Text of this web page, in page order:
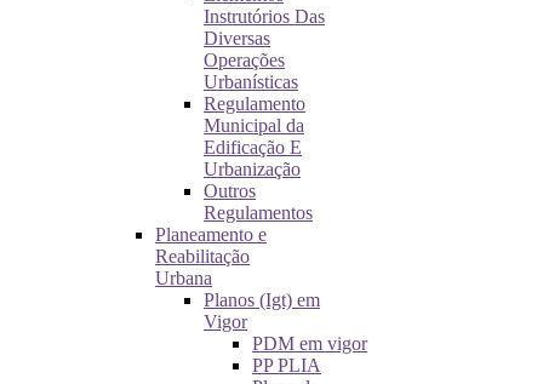
Instrutórios Das
Diversas
Operações
Urbanísticas
Regulamento
Municipal da
Edificação E
Urbanização
Outros
Regulamentos
Planeamento e
Reabilitação
Urbana
Planos (Igt) em
Vigor
PDM em vigor
PP PLIA